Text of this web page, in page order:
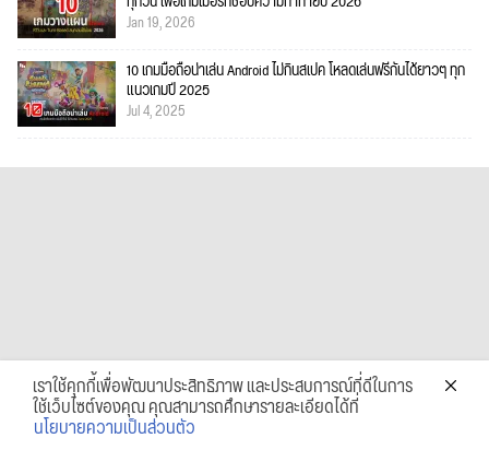
Jan 19, 2026
10 เกมมือถือน่าเล่น Android ไม่กินสเปค โหลดเล่นฟรีกันได้ยาวๆ ทุก
แนวเกมปี 2025
Jul 4, 2025
เราใช้คุกกี้เพื่อพัฒนาประสิทธิภาพ และประสบการณ์ที่ดีในการ
ใช้เว็บไซต์ของคุณ คุณสามารถศึกษารายละเอียดได้ที่
นโยบายความเป็นส่วนตัว